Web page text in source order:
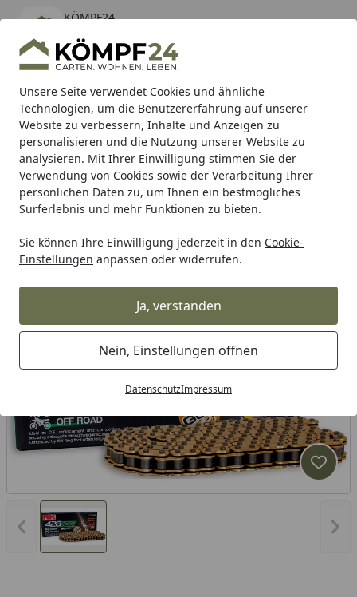
Unsere Seite verwendet Cookies und ähnliche
Technologien, um die Benutzererfahrung auf unserer
Website zu verbessern, Inhalte und Anzeigen zu
personalisieren und die Nutzung unserer Website zu
analysieren. Mit Ihrer Einwilligung stimmen Sie der
Verwendung von Cookies sowie der Verarbeitung Ihrer
persönlichen Daten zu, um Ihnen ein bestmögliches
Surferlebnis und mehr Funktionen zu bieten.
Sie können Ihre Einwilligung jederzeit in den Cookie-
Einstellungen anpassen oder widerrufen.
Ja, verstanden
Nein, Einstellungen öffnen
DatenschutzImpressum
KÖMPF24
kostenlos - Im App Store
Hotline
Alle Produkte
Mein Konto
Suchen
Karibu Pools inkl. gratis Sandfilteranlage & Pool-
Starterset (Gesamtwert bis 468,99€)
Startseite
RK Rk Motorradkette RK Kette GB428XSO 122 Glieder
RK Kette GB428XSO 122 Glieder
Vorheriges Bild anzeigen